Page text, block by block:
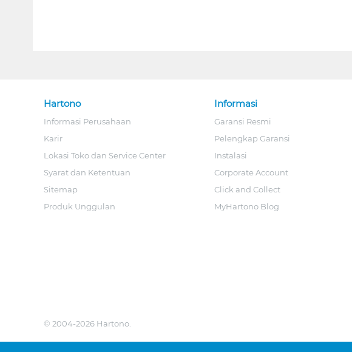
Hartono
Informasi Perusahaan
Karir
Lokasi Toko dan Service Center
Syarat dan Ketentuan
Sitemap
Produk Unggulan
Informasi
Garansi Resmi
Pelengkap Garansi
Instalasi
Corporate Account
Click and Collect
MyHartono Blog
© 2004-2026 Hartono.